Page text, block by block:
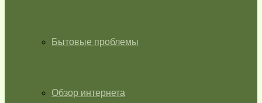
Бытовые проблемы
Обзор интернета